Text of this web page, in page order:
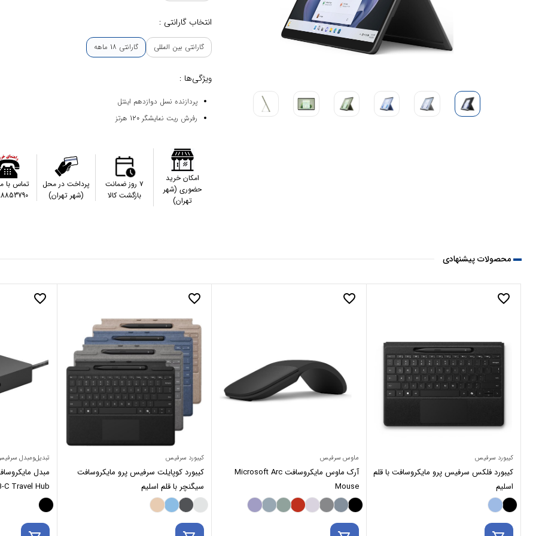
انتخاب گارانتی :
گارانتی بین المللی گارانتی 18 ماهه
ویژگی‌ها :
پردازنده نسل دوازدهم اینتل
رفرش ریت نمایشگر 120 هرتز
امکان خرید
حضوری (شهر
تهران)
۷ روز ضمانت
بازگشت کالا
پرداخت در محل
(شهر تهران)
تماس با
محصولات پیشنهادی
favorite_border
کیبورد سرفیس
کیبورد فلکس سرفیس پرو مایکروسافت با قلم
اسلیم
favorite_border
ماوس سرفیس
آرک ماوس مایکروسافت Microsoft Arc
Mouse
favorite_border
کیبورد سرفیس
کیبورد کوپایلت سرفیس پرو مایکروسافت
سیگنچر با قلم اسلیم
favorite_border
تبدیل‌ومبدل
مبدل
Travel Hub